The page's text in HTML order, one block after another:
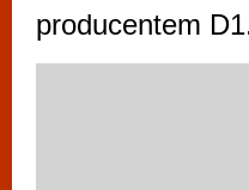
producentem